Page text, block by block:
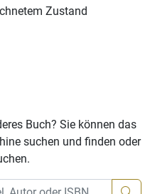
Zustand
Buch? Sie können das
suchen und finden oder